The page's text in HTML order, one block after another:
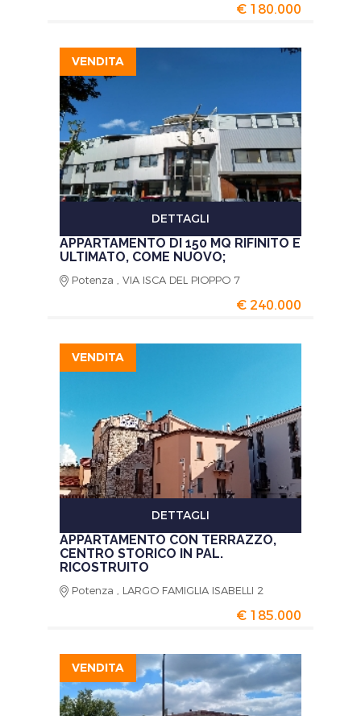
€ 180.000
VENDITA
DETTAGLI
APPARTAMENTO DI 150 MQ RIFINITO E
ULTIMATO, COME NUOVO;
Potenza , VIA ISCA DEL PIOPPO 7
€ 240.000
VENDITA
DETTAGLI
APPARTAMENTO CON TERRAZZO,
CENTRO STORICO IN PAL.
RICOSTRUITO
Potenza , LARGO FAMIGLIA ISABELLI 2
€ 185.000
VENDITA